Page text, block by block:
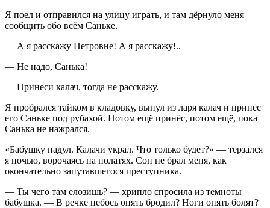
Я поел и отправился на улицу играть, и там дёрнуло меня
сообщить обо всём Саньке.
— А я расскажу Петровне! А я расскажу!..
— Не надо, Санька!
— Принеси калач, тогда не расскажу.
Я пробрался тайком в кладовку, вынул из ларя калач и принёс
его Саньке под рубахой. Потом ещё принёс, потом ещё, пока
Санька не нажрался.
«Бабушку надул. Калачи украл. Что только будет?» — терзался
я ночью, ворочаясь на полатях. Сон не брал меня, как
окончательно запутавшегося преступника.
— Ты чего там елозишь? — хрипло спросила из темноты
бабушка. — В речке небось опять бродил? Ноги опять болят?